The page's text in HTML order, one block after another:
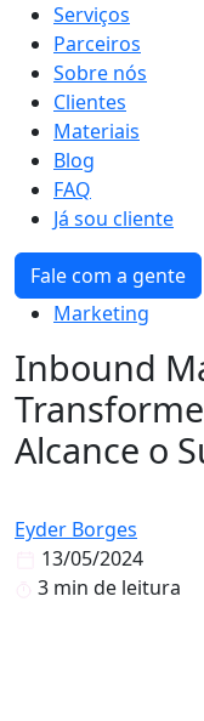
Serviços
Parceiros
Sobre nós
Clientes
Materiais
Blog
FAQ
Já sou cliente
Fale com a gente
Marketing
Inbound
Alcance o
Eyder Borges
13/05/2024
3 min de leitura